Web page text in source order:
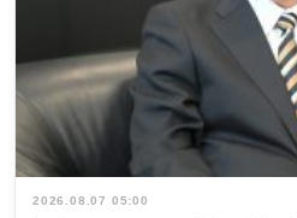
2026.08.07 05:00